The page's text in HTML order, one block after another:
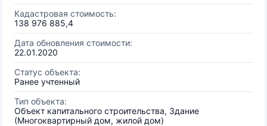
Кадастровая стоимость:
138 976 885,4
Дата обновления стоимости:
22.01.2020
Статус объекта:
Ранее учтенный
Тип объекта:
Объект капитального строительства, Здание
(Многоквартирный дом, жилой дом)